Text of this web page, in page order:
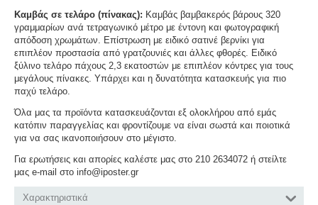
Καμβάς σε τελάρο (πίνακας): Καμβάς βαμβακερός βάρους 320
γραμμαρίων ανά τετραγωνικό μέτρο με έντονη και φωτογραφική
απόδοση χρωμάτων. Επίστρωση με ειδικό σατινέ βερνίκι για
επιπλέον προστασία από γρατζουνιές και άλλες φθορές. Ειδικό
ξύλινο τελάρο πάχους 2,3 εκατοστών με επιπλέον κόντρες για τους
μεγάλους πίνακες. Υπάρχει και η δυνατότητα κατασκευής για πιο
παχύ τελάρο.
Όλα μας τα προϊόντα κατασκευάζονται εξ ολοκλήρου από εμάς
κατόπιν παραγγελίας και φροντίζουμε να είναι σωστά και ποιοτικά
για να σας ικανοποιήσουν στο μέγιστο.
Για ερωτήσεις και απορίες καλέστε μας στο 210 2634072 ή στείλτε
μας e-mail στο info@iposter.gr
Χαρακτηριστικά